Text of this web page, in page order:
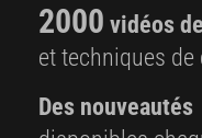
2000 vidéos
et techniques
Des nouveautés